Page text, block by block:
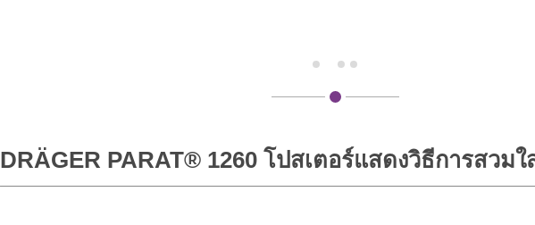
DRÄGER PARAT® 1260 โปสเตอร์แสดงวิธีการสวมใ